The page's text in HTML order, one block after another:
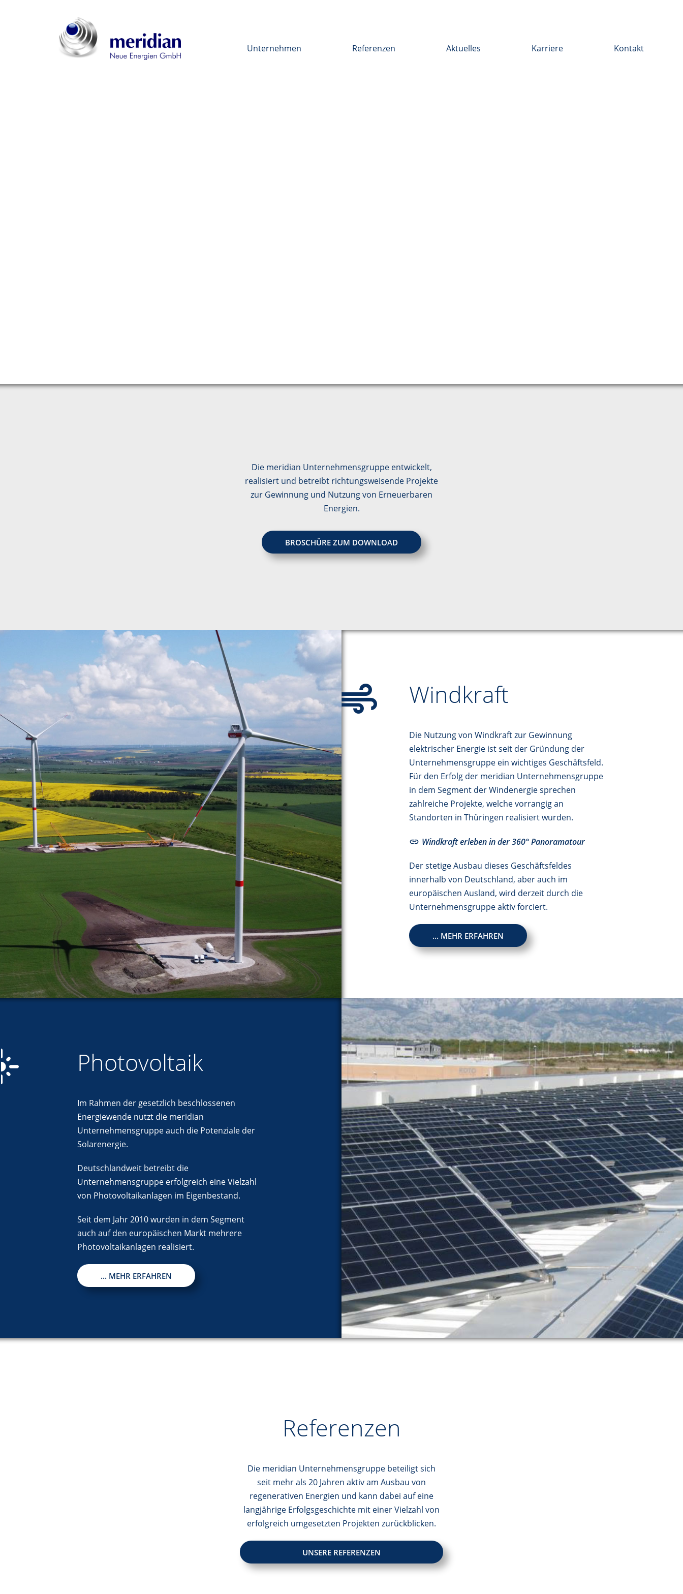
Unternehmen Referenzen Aktuelles Karriere Kontakt
Die meridian Unternehmensgruppe entwickelt,
realisiert und betreibt richtungsweisende Projekte
zur Gewinnung und Nutzung von Erneuerbaren
Energien.
BROSCHÜRE ZUM DOWNLOAD
Windkraft
Die Nutzung von Windkraft zur Gewinnung
elektrischer Energie ist seit der Gründung der
Unternehmensgruppe ein wichtiges Geschäftsfeld.
Für den Erfolg der meridian Unternehmensgruppe
in dem Segment der Windenergie sprechen
zahlreiche Projekte, welche vorrangig an
Standorten in Thüringen realisiert wurden.
Windkraft erleben in der 360° Panoramatour
Der stetige Ausbau dieses Geschäftsfeldes
innerhalb von Deutschland, aber auch im
europäischen Ausland, wird derzeit durch die
Unternehmensgruppe aktiv forciert.
... MEHR ERFAHREN
Photovoltaik
Im Rahmen der gesetzlich beschlossenen
Energiewende nutzt die meridian
Unternehmensgruppe auch die Potenziale der
Solarenergie.
Deutschlandweit betreibt die
Unternehmensgruppe erfolgreich eine Vielzahl
von Photovoltaikanlagen im Eigenbestand.
Seit dem Jahr 2010 wurden in dem Segment
auch auf den europäischen Markt mehrere
Photovoltaikanlagen realisiert.
... MEHR ERFAHREN
Referenzen
Die meridian Unternehmensgruppe beteiligt sich
seit mehr als 20 Jahren aktiv am Ausbau von
regenerativen Energien und kann dabei auf eine
langjährige Erfolgsgeschichte mit einer Vielzahl von
erfolgreich umgesetzten Projekten zurückblicken.
UNSERE REFERENZEN